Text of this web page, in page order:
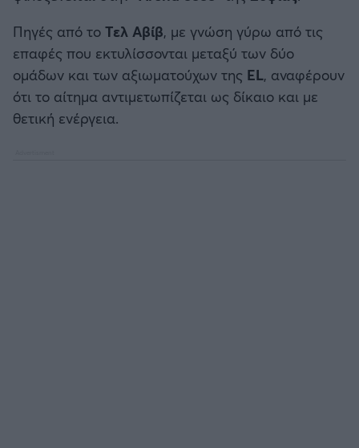
Πηγές από το Τελ Αβίβ, με γνώση γύρω από τις
επαφές που εκτυλίσσονται μεταξύ των δύο
ομάδων και των αξιωματούχων της EL, αναφέρουν
ότι το αίτημα αντιμετωπίζεται ως δίκαιο και με
θετική ενέργεια.